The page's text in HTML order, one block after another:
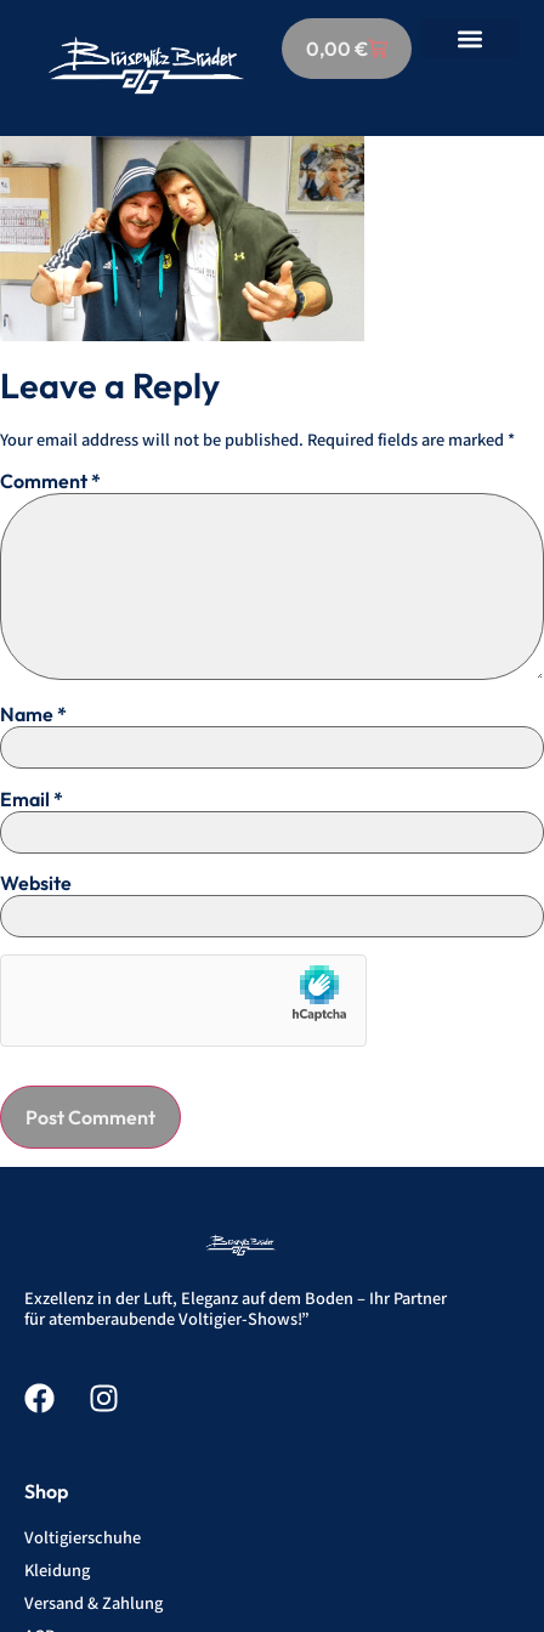
0,00 €
Leave a Reply
Your email address will not be published. Required fields are marked *
Comment*
Name*
Email *
Website
Exzellenz in der Luft, Eleganz auf dem Boden – Ihr Partner
für atemberaubende Voltigier-Shows!”
Shop
Voltigierschuhe
Kleidung
Versand & Zahlung